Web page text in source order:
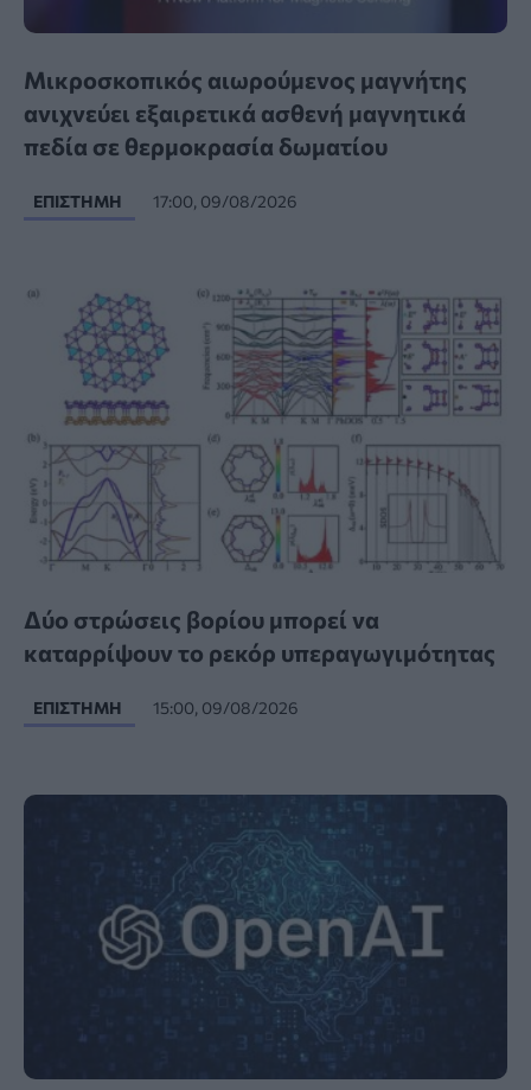
Μικροσκοπικός αιωρούμενος μαγνήτης
ανιχνεύει εξαιρετικά ασθενή μαγνητικά
πεδία σε θερμοκρασία δωματίου
ΕΠΙΣΤΉΜΗ 17:00, 09/08/2026
Δύο στρώσεις βορίου μπορεί να
καταρρίψουν το ρεκόρ υπεραγωγιμότητας
ΕΠΙΣΤΉΜΗ 15:00, 09/08/2026